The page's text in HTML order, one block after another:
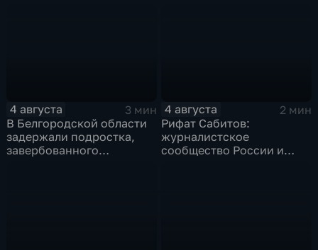
4 августа
3 мин
В Белгородской области
задержали подростка,
завербованного
4 августа
2 мин
Рифат Сабитов:
журналистское
сообщество России и